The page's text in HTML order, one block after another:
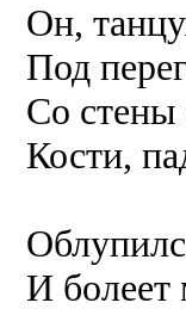
Он,
Под
Со стены
Кости,
И болеет